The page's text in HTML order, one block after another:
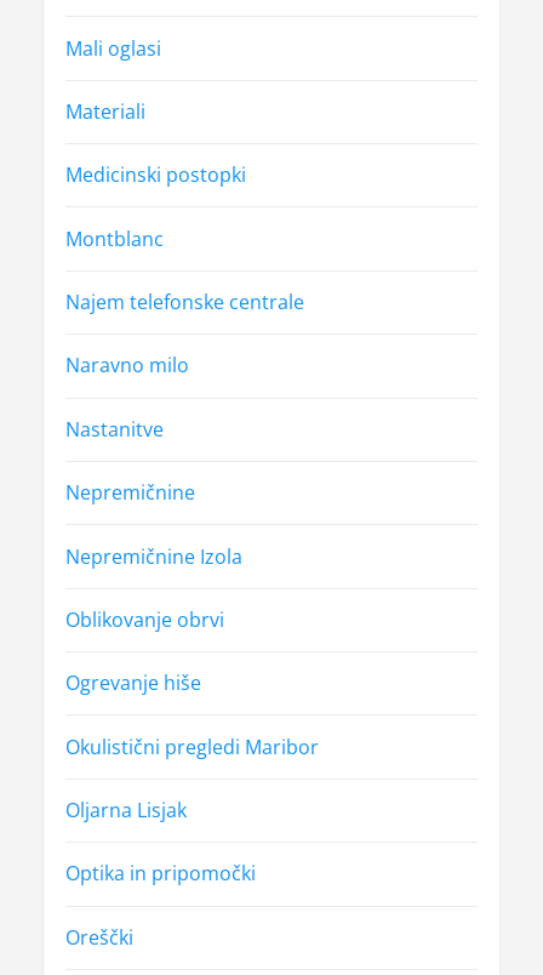
Mali oglasi
Materiali
Medicinski postopki
Montblanc
Najem telefonske centrale
Naravno milo
Nastanitve
Nepremičnine
Nepremičnine Izola
Oblikovanje obrvi
Ogrevanje hiše
Okulistični pregledi Maribor
Oljarna Lisjak
Optika in pripomočki
Oreščki